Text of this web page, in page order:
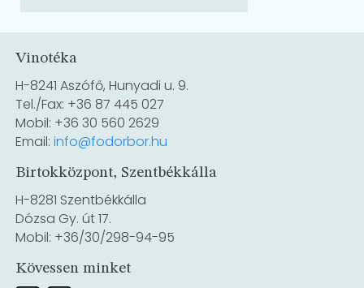
Vinotéka
H-8241 Aszófő, Hunyadi u. 9.
Tel./Fax: +36 87 445 027
Mobil: +36 30 560 2629
Email:info@fodorbor.hu
Birtokközpont, Szentbékkálla
H-8281 Szentbékkálla
Dózsa Gy. út 17.
Mobil: +36/30/298-94-95
Kövessen minket